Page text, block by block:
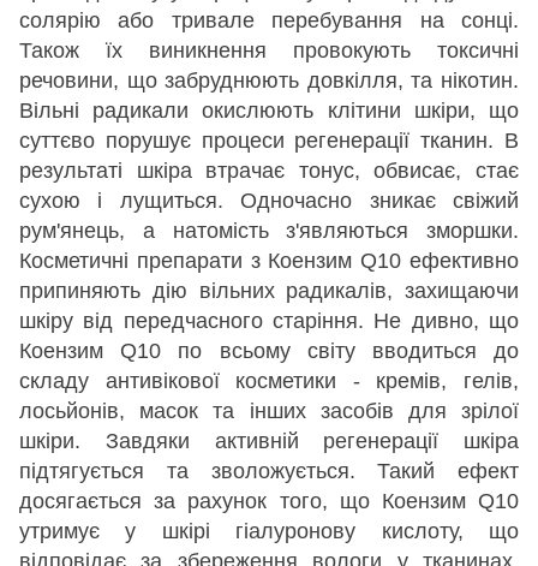
солярію або тривале перебування на сонці.
Також їх виникнення провокують токсичні
речовини, що забруднюють довкілля, та нікотин.
Вільні радикали окислюють клітини шкіри, що
суттєво порушує процеси регенерації тканин. В
результаті шкіра втрачає тонус, обвисає, стає
сухою і лущиться. Одночасно зникає свіжий
рум'янець, а натомість з'являються зморшки.
Косметичні препарати з Коензим Q10 ефективно
припиняють дію вільних радикалів, захищаючи
шкіру від передчасного старіння. Не дивно, що
Коензим Q10 по всьому світу вводиться до
складу антивікової косметики - кремів, гелів,
лосьйонів, масок та інших засобів для зрілої
шкіри. Завдяки активній регенерації шкіра
підтягується та зволожується. Такий ефект
досягається за рахунок того, що Коензим Q10
утримує у шкірі гіалуронову кислоту, що